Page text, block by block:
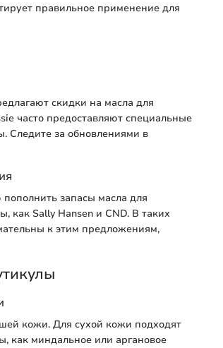
правильное применение для
скидки на масла для
часто предоставляют специальные
Следите за обновлениями в
запасы масла для
как Sally Hansen и CND. В таких
к этим предложениям,
кожи. Для сухой кожи подходят
как миндальное или аргановое